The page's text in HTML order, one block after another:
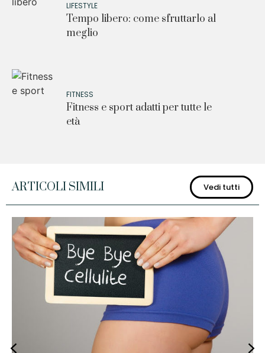
LIFESTYLE
Tempo libero: come sfruttarlo al
meglio
FITNESS
Fitness e sport adatti per tutte le
età
ARTICOLI SIMILI Vedi tutti